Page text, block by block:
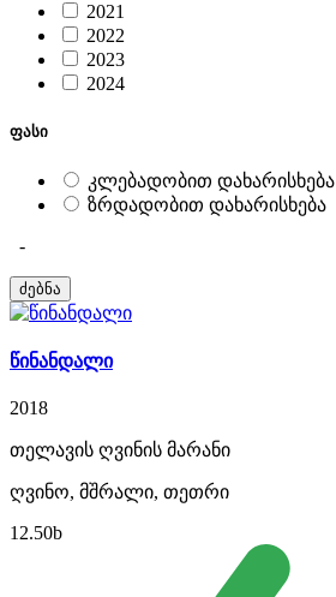
2021
2022
2023
2024
ფასი
კლებადობით დახარისხება
ზრდადობით დახარისხება
-
წინანდალი
2018
თელავის ღვინის მარანი
ღვინო, მშრალი, თეთრი
12.50b